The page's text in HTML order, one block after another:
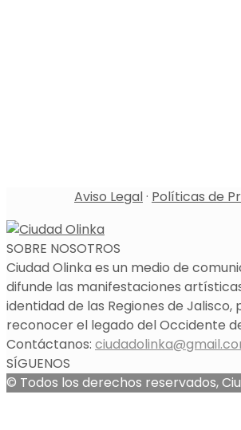
Aviso Legal· Políticas de
SOBRE NOSOTROS
Ciudad Olinka es un medio de
difunde las manifestaciones
identidad de las Regiones de
reconocer el legado del Occidente
Contáctanos:
SÍGUENOS
© Todos los derechos reservados,